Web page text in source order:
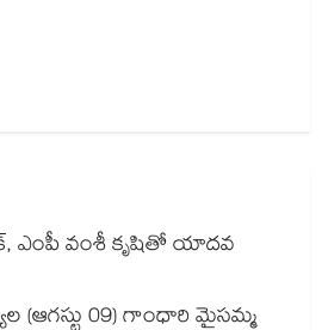
ఎంపీ వంశీ కృషితో యాదవ
(ఆగస్టు 09) గాంధారి మైసమ్మ